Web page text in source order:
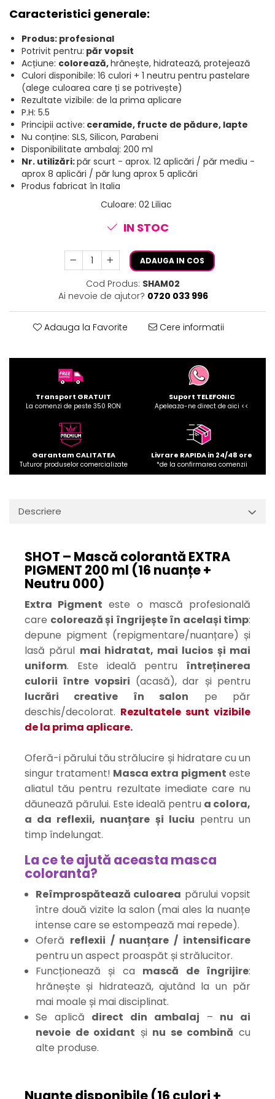
Caracteristici generale:
Produs: profesional
Potrivit pentru: păr vopsit
Acțiune: colorează,hrănește, hidratează, protejează
Culori disponibile: 16 culori + 1 neutru pentru pastelare
(alege culoarea care ți se potrivește)
Rezultate vizibile: de la prima aplicare
P.H: 5.5
Principii active: ceramide, fructe de pădure, lapte
Nu conține: SLS, Silicon, Parabeni
Disponibilitate ambalaj: 200 ml
Nr. utilizări:păr scurt - aprox. 12 aplicări / păr mediu -
aprox 8 aplicări / păr lung aprox 5 aplicări
Produs fabricat în Italia
Culoare: 02 Liliac
IN STOC
ADAUGA IN COS
Cod Produs: SHAM02
Ai nevoie de ajutor? 0720 033 996
Adauga la Favorite Cere informatii
Transport GRATUIT
La comenzi de peste 350 RON
Suport TELEFONIC
Apeleaza-ne direct de aici <<
Garantam CALITATEA
Tuturor produselor comercializate
Livrare RAPIDA in 24/48 ore
*de la confirmarea comenzii
Descriere
SHOT – Mască colorantă EXTRA
PIGMENT 200 ml (16 nuanțe +
Neutru 000)
Extra Pigment este o mască profesională
care colorează și îngrijește în același timp:
depune pigment (repigmentare/nuanțare) și
lasă părul mai hidratat, mai lucios și mai
uniform. Este ideală pentru întreținerea
culorii între vopsiri (acasă), dar și pentru
lucrări creative în salon pe păr
deschis/decolorat. Rezultatele sunt vizibile
de la prima aplicare.
Oferă-i părului tău strălucire și hidratare cu un
singur tratament! Masca extra pigment este
aliatul tău pentru rezultate imediate care nu
dăunează părului. Este ideală pentru a colora,
a da reflexii, nuanțare și luciu pentru un
timp îndelungat.
La ce te ajută aceasta masca
coloranta?
Reîmprospătează culoarea părului vopsit
între două vizite la salon (mai ales la nuanțe
intense care se estompează mai repede).
Oferă reflexii / nuanțare / intensificare
pentru un aspect proaspăt și strălucitor.
Funcționează și ca mască de îngrijire:
hrănește și hidratează, ajutând la un păr
mai moale și mai disciplinat.
Se aplică direct din ambalaj – nu ai
nevoie de oxidant și nu se combină cu
alte produse.